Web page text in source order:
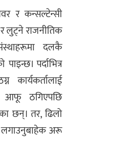
र कन्सल्टेन्सी
लुट्ने राजनीतिक
दलकै
पर्दाभित्र
आफू ठगिएपछि
छन्। तर, ढिलो
लगाउनुबाहेक अरू